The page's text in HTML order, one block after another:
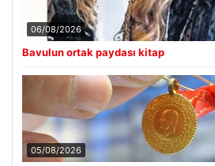
06/08/2026
Bavulun ortak paydası kitap
05/08/2026